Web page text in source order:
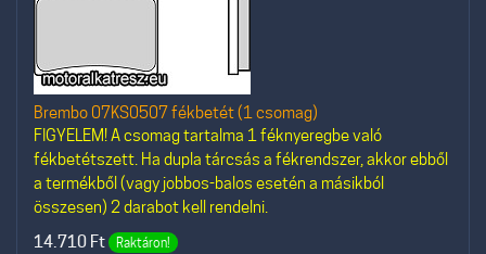
Brembo 07KS0507 fékbetét (1 csomag)
FIGYELEM! A csomag tartalma 1 féknyeregbe való
fékbetétszett. Ha dupla tárcsás a fékrendszer, akkor ebből
a termékből (vagy jobbos-balos esetén a másikból
összesen) 2 darabot kell rendelni.
14.710 Ft Raktáron!